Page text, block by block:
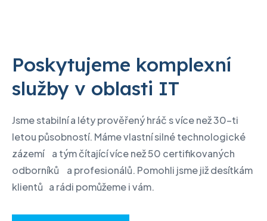
Poskytujeme komplexní
služby v oblasti IT
Jsme stabilní a léty prověřený hráč s více než 30-ti
letou působností. Máme vlastní silné technologické
zázemí a tým čítající více než 50 certifikovaných
odborníků a profesionálů. Pomohli jsme již desítkám
klientů a rádi pomůžeme i vám.